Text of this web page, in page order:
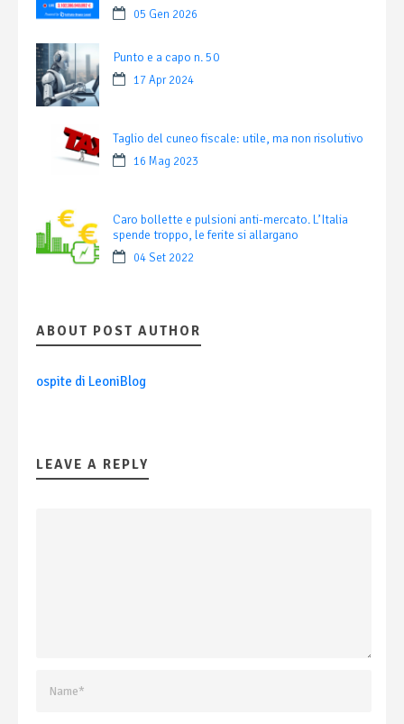
05 Gen 2026
Punto e a capo n. 50
17 Apr 2024
Taglio del cuneo fiscale: utile, ma non risolutivo
16 Mag 2023
Caro bollette e pulsioni anti-mercato. L’Italia
spende troppo, le ferite si allargano
04 Set 2022
ABOUT POST AUTHOR
ospite di LeoniBlog
LEAVE A REPLY